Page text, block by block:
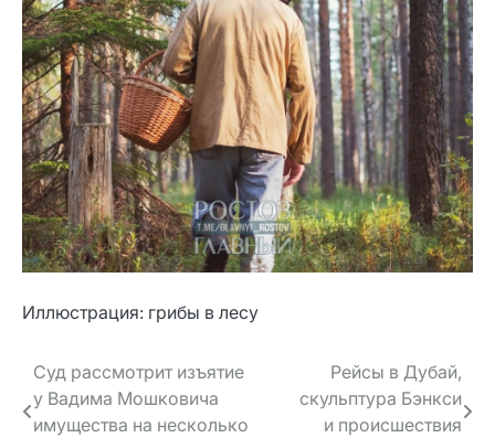
Иллюстрация: грибы в лесу
Навигация
по записям
Суд рассмотрит изъятие
у Вадима Мошковича
имущества на несколько
Рейсы в Дубай,
скульптура Бэнкси
и происшествия